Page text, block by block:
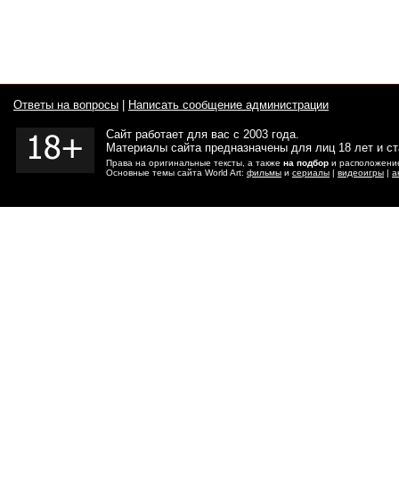
Ответы на вопросы Написать сообщение администрации
Сайт работает для вас с 2003 года.
Материалы сайта предназначены для лиц 18 лет и
Права на оригинальные тексты, а также на подбор и
Основные темы сайта World Art: фильмы и сериалы | видеоигры |